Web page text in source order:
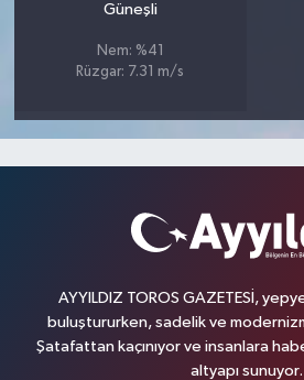
Güneşli
Nem: %41
Rüzgar: 7.31 m/s
AYYILDIZ TOROS GAZETESİ,
buluştururken, sadelik ve
Şatafattan kaçınıyor ve insanlara
altyapı sunuyor.